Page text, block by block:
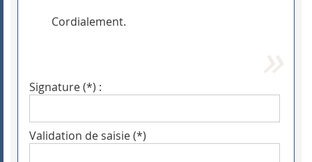
Cordialement.
Signature (*) :
Validation de saisie (*)